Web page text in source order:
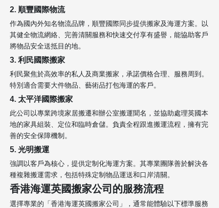
2. 順豐國際物流
作為國內外知名物流品牌，順豐國際同步提供搬家及海運方案。以
其健全物流網絡、完善清關服務和快速交付享有盛譽，能協助客戶
將物品安全送抵目的地。
3. 利民國際搬家
利民聚焦於高效率的私人及商業搬家，承諾價格合理、服務周到。
特別適合需要大件物品、藝術品打包海運的客戶。
4. 太平洋國際搬家
此公司以專業跨境家居搬遷和辦公室搬運聞名，並協助處理英國本
地的家具組裝、定位和臨時倉儲。負責全程跟進搬運流程，擁有完
善的安全保障機制。
5. 光明搬運
強調以客戶為核心，提供定制化海運方案。其專業團隊善於解決各
種複雜搬運需求，包括特殊定制物品運送和口岸清關。
香港海運英國搬家公司的服務流程
選擇專業的「香港海運英國搬家公司」，通常能體驗以下標準服務